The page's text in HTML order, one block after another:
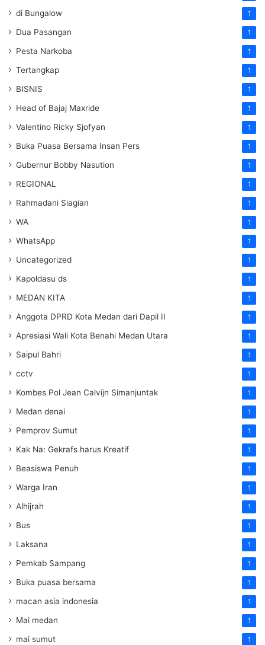
di Bungalow 1
Dua Pasangan 1
Pesta Narkoba 1
Tertangkap 1
BISNIS 1
Head of Bajaj Maxride 1
Valentino Ricky Sjofyan 1
Buka Puasa Bersama Insan Pers 1
Gubernur Bobby Nasution 1
REGIONAL 1
Rahmadani Siagian 1
WA 1
WhatsApp 1
Uncategorized 1
Kapoldasu ds 1
MEDAN KITA 1
Anggota DPRD Kota Medan dari Dapil II 1
Apresiasi Wali Kota Benahi Medan Utara 1
Saipul Bahri 1
cctv 1
Kombes Pol Jean Calvijn Simanjuntak 1
Medan denai 1
Pemprov Sumut 1
Kak Na: Gekrafs harus Kreatif 1
Beasiswa Penuh 1
Warga Iran 1
Alhijrah 1
Bus 1
Laksana 1
Pemkab Sampang 1
Buka puasa bersama 1
macan asia indonesia 1
Mai medan 1
mai sumut 1